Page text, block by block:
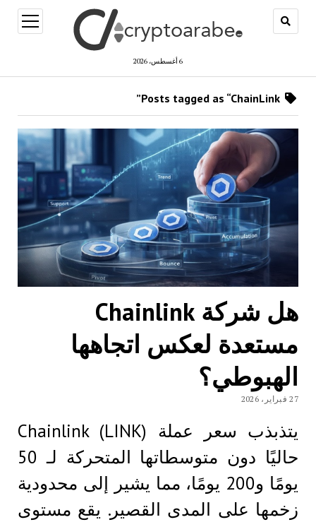
6 أغسطس، 2026
open
menu
هل شركة Chainlink
مستعدة لعكس اتجاهها
الهبوطي؟
27 فبراير، 2026
يتذبذب سعر عملة Chainlink (LINK)
حاليًا دون متوسطاتها المتحركة لـ 50
يومًا و200 يومًا، مما يشير إلى محدودية
زخمها على المدى القصير. يقع مستوى